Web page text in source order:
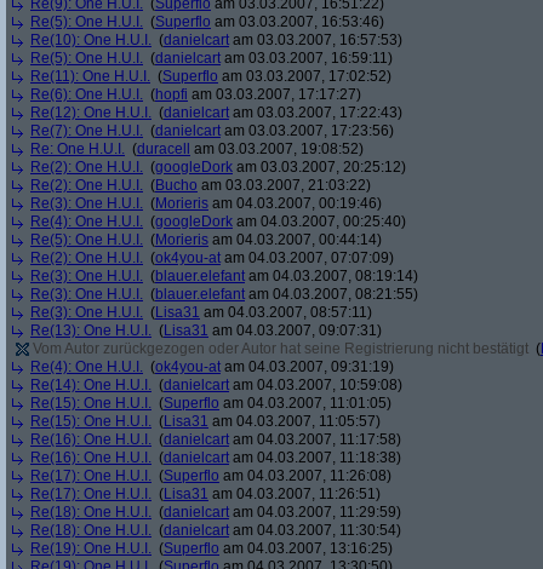
Re(9): One H.U.I. (Superflo am 03.03.2007, 16:51:22)
Re(5): One H.U.I. (Superflo am 03.03.2007, 16:53:46)
Re(10): One H.U.I. (danielcart am 03.03.2007, 16:57:53)
Re(5): One H.U.I. (danielcart am 03.03.2007, 16:59:11)
Re(11): One H.U.I. (Superflo am 03.03.2007, 17:02:52)
Re(6): One H.U.I. (hopfi am 03.03.2007, 17:17:27)
Re(12): One H.U.I. (danielcart am 03.03.2007, 17:22:43)
Re(7): One H.U.I. (danielcart am 03.03.2007, 17:23:56)
Re: One H.U.I. (duracell
am 03.03.2007, 19:08:52)
Re(2): One H.U.I. (googleDork am 03.03.2007, 20:25:12)
Re(2): One H.U.I. (Bucho am 03.03.2007, 21:03:22)
Re(3): One H.U.I. (Morieris am 04.03.2007, 00:19:46)
Re(4): One H.U.I. (googleDork am 04.03.2007, 00:25:40)
Re(5): One H.U.I. (Morieris am 04.03.2007, 00:44:14)
Re(2): One H.U.I. (ok4you-at am 04.03.2007, 07:07:09)
Re(3): One H.U.I. (blauer.elefant am 04.03.2007, 08:19:14)
Re(3): One H.U.I. (blauer.elefant am 04.03.2007, 08:21:55)
Re(3): One H.U.I. (Lisa31 am 04.03.2007, 08:57:11)
Re(13): One H.U.I. (Lisa31 am 04.03.2007, 09:07:31)
Vom Autor zurückgezogen oder Autor hat seine Registrierung nicht bestätigt (
Re(4): One H.U.I. (ok4you-at am 04.03.2007, 09:31:19)
Re(14): One H.U.I. (danielcart am 04.03.2007, 10:59:08)
Re(15): One H.U.I. (Superflo am 04.03.2007, 11:01:05)
Re(15): One H.U.I. (Lisa31 am 04.03.2007, 11:05:57)
Re(16): One H.U.I. (danielcart am 04.03.2007, 11:17:58)
Re(16): One H.U.I. (danielcart am 04.03.2007, 11:18:38)
Re(17): One H.U.I. (Superflo am 04.03.2007, 11:26:08)
Re(17): One H.U.I. (Lisa31 am 04.03.2007, 11:26:51)
Re(18): One H.U.I. (danielcart am 04.03.2007, 11:29:59)
Re(18): One H.U.I. (danielcart am 04.03.2007, 11:30:54)
Re(19): One H.U.I. (Superflo am 04.03.2007, 13:16:25)